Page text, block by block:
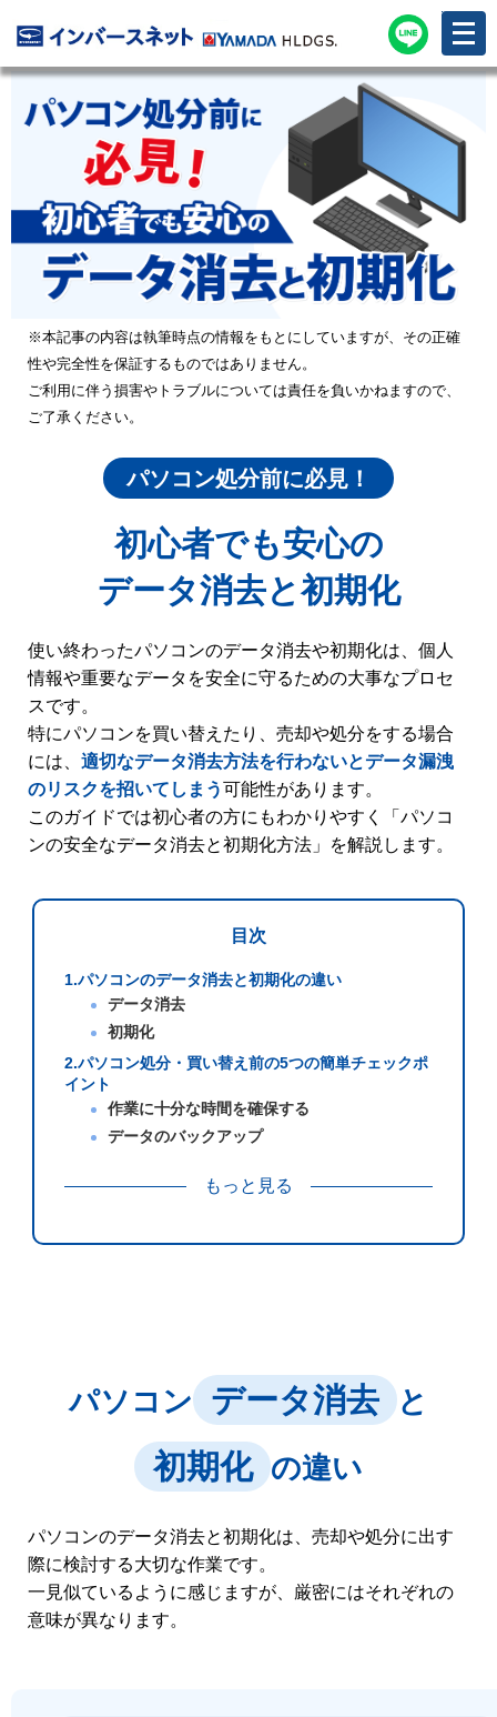
メ
ニ
ュ
ー
く
※本記事の内容は執筆時点の情報をもとにしていますが、その正確
性や完全性を保証するものではありません。
ご利用に伴う損害やトラブルについては責任を負いかねますので、
ご了承ください。
パソコン処分前に必見！
初心者でも安心の
データ消去と初期化
使い終わったパソコンのデータ消去や初期化は、個人
情報や重要なデータを安全に守るための大事なプロセ
スです。
特にパソコンを買い替えたり、売却や処分をする場合
には、 適切なデータ消去方法を行わないとデータ漏洩
のリスクを招いてしまう 可能性があります。
このガイドでは初心者の方にもわかりやすく「パソコ
ンの安全なデータ消去と初期化方法」を解説します。
目次
1.パソコンのデータ消去と初期化の違い
データ消去
初期化
2.パソコン処分・買い替え前の5つの簡単チェックポ
イント
作業に十分な時間を確保する
データのバックアップ
もっと見る
パソコン データ消去 と
初期化 の違い
パソコンのデータ消去と初期化は、売却や処分に出す
際に検討する大切な作業です。
一見似ているように感じますが、厳密にはそれぞれの
意味が異なります。